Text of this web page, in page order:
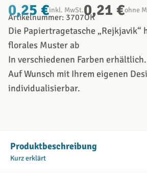
Produktbeschreibung
Kurz erklärt
0,25 €inkl. MwSt.0,21 €ohne
Artikelnummer: 3707OK
Die Papiertragetasche „Rejkjavik“
florales Muster ab
In verschiedenen Farben erhältlich.
Auf Wunsch mit Ihrem eigenen
individualisierbar.